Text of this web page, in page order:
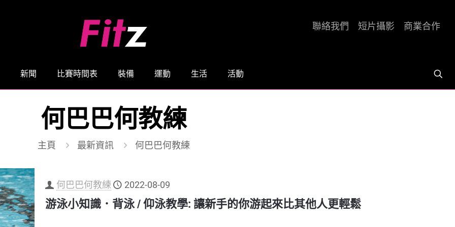
新聞 比賽時間表 裝備 運動 生活 活動
聯絡我們 短片攝影 商業合作
何巴巴何教練
主頁 最新資訊 何巴巴何教練
何巴巴何教練 2022-08-09
游泳小知識．背泳 / 仰泳教學: 讓新手的你游起來比其他人更輕鬆